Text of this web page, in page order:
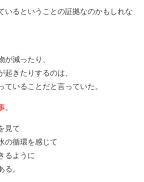
いるということの証拠なのかもしれな
が減ったり、
起きたりするのは、
ていることだと言っていた。
。
見て
の循環を感じて
るように
る。